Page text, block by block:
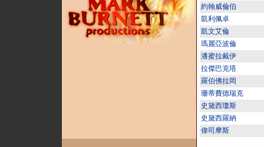
約翰威倫伯
凱利佩卓
凱文艾倫
瑪麗亞波倫
潘蜜拉戴伊
拉傑巴克塔
羅伯佛拉岡
珊蒂費德瑞克
史黛西瓊斯
史黛西羅納
偉司摩斯